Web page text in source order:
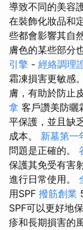
導致不同的美容
在裝飾化妝品和
些都會影響其自
膚色的某些部分
引擎 - 經絡調理
霜凍損害更敏感
膚，有助於防止
拿 客戶讚美防曬
平保護，並且缺
成本。 新墓第一
問題是正確的。
保護其免受有害
進行日常使用。
用SPF 撥筋創業
SPF可以更好地
疹和長期損害的